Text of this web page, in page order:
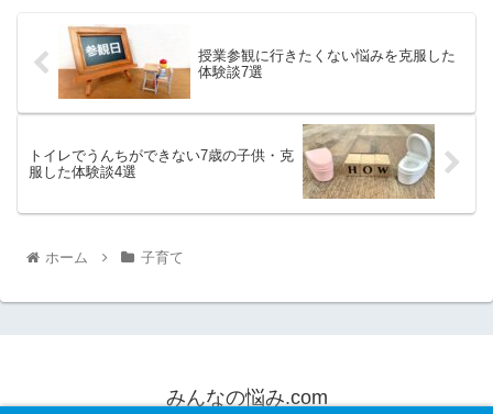
授業参観に行きたくない悩みを克服した
体験談7選
トイレでうんちができない7歳の子供・克
服した体験談4選
ホーム 子育て
みんなの悩み.com